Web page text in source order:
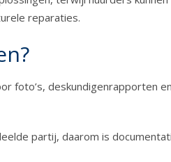
reparaties.
foto’s, deskundigenrapporten
partij, daarom is